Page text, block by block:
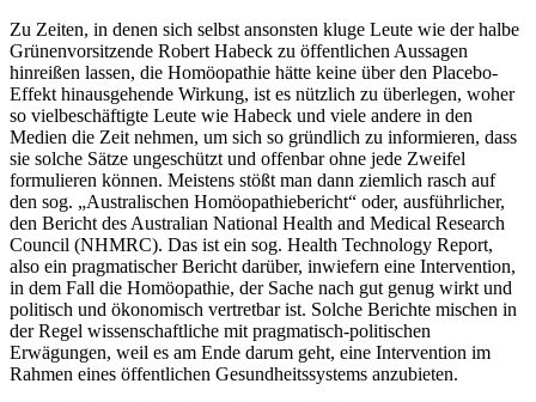
Zu Zeiten, in denen sich selbst ansonsten kluge Leute wie der halbe
Grünenvorsitzende Robert Habeck zu öffentlichen Aussagen
hinreißen lassen, die Homöopathie hätte keine über den Placebo-
Effekt hinausgehende Wirkung, ist es nützlich zu überlegen, woher
so vielbeschäftigte Leute wie Habeck und viele andere in den
Medien die Zeit nehmen, um sich so gründlich zu informieren, dass
sie solche Sätze ungeschützt und offenbar ohne jede Zweifel
formulieren können. Meistens stößt man dann ziemlich rasch auf
den sog. „Australischen Homöopathiebericht“ oder, ausführlicher,
den Bericht des Australian National Health and Medical Research
Council (NHMRC). Das ist ein sog. Health Technology Report,
also ein pragmatischer Bericht darüber, inwiefern eine Intervention,
in dem Fall die Homöopathie, der Sache nach gut genug wirkt und
politisch und ökonomisch vertretbar ist. Solche Berichte mischen in
der Regel wissenschaftliche mit pragmatisch-politischen
Erwägungen, weil es am Ende darum geht, eine Intervention im
Rahmen eines öffentlichen Gesundheitssystems anzubieten.